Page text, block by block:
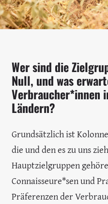
Wer sind die
Null, und was
Verbraucher*innen
Ländern?
Grundsätzlich ist
die und den es zu uns
Hauptzielgruppen
Connaisseure*sen und
Präferenzen der